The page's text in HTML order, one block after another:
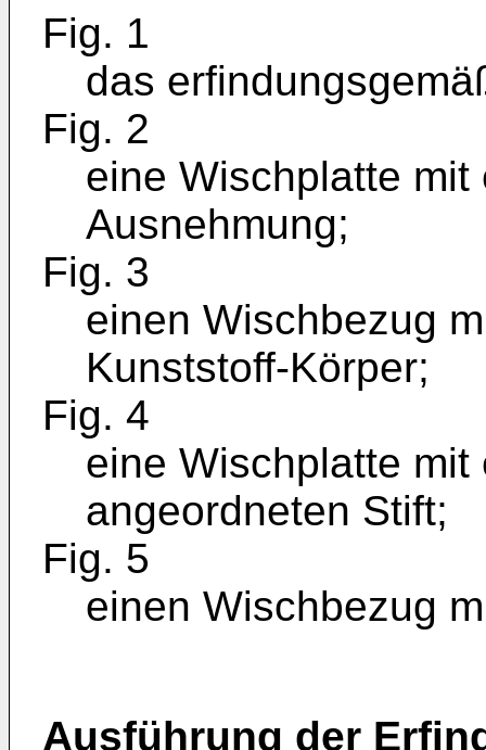
Fig. 1
das
Fig. 2
eine Wischplatte
Ausnehmung;
Fig. 3
einen Wischbezug
Kunststoff-Körper;
Fig. 4
eine Wischplatte
angeordneten Stift;
Fig. 5
einen Wischbezug
Ausführung der